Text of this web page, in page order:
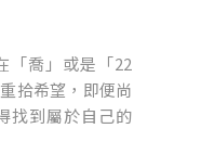
「喬」或是「22
拾希望，即便尚
找到屬於自己的